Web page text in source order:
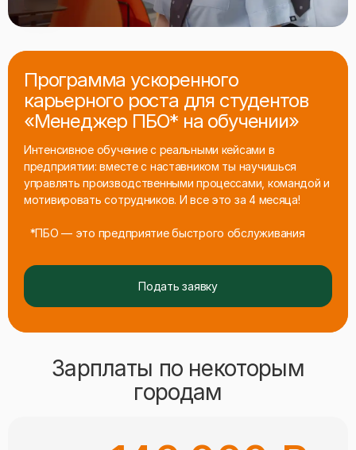
Программа ускоренного
карьерного роста для студентов
«Менеджер ПБО* на обучении»
Интенсивное обучение с реальными кейсами в
предприятии: вместе с наставником ты научишься
управлять производственными процессами, командой и
мотивировать сотрудников. И все это за 4 месяца!
*ПБО — это предприятие быстрого обслуживания
Подать заявку
Зарплаты по некоторым
городам